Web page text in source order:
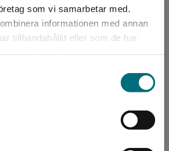
som vi samarbetar med.
informationen med annan
tillhandahållit eller som de har
du besöker
slutföra ett köp måste